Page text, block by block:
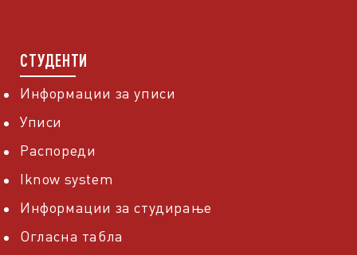
СТУДЕНТИ
Информации за уписи
Уписи
Распореди
Iknow system
Информации за студирање
Огласна табла